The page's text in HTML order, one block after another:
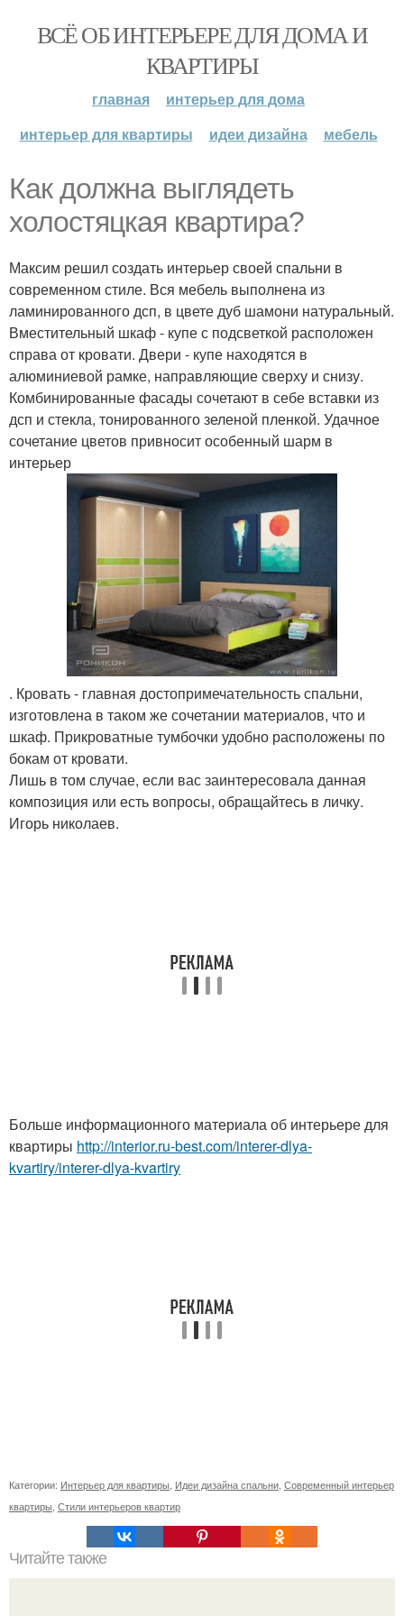
ВСЁ ОБ ИНТЕРЬЕРЕ ДЛЯ ДОМА И
КВАРТИРЫ
главная
интерьер для дома
интерьер для квартиры
идеи дизайна мебель
Как должна выглядеть
холостяцкая квартира?
Максим решил создать интерьер своей спальни в
современном стиле. Вся мебель выполнена из
ламинированного дсп, в цвете дуб шамони натуральный.
Вместительный шкаф - купе с подсветкой расположен
справа от кровати. Двери - купе находятся в
алюминиевой рамке, направляющие сверху и снизу.
Комбинированные фасады сочетают в себе вставки из
дсп и стекла, тонированного зеленой пленкой. Удачное
сочетание цветов привносит особенный шарм в
интерьер
. Кровать - главная достопримечательность спальни,
изготовлена в таком же сочетании материалов, что и
шкаф. Прикроватные тумбочки удобно расположены по
бокам от кровати.
Лишь в том случае, если вас заинтересовала данная
композиция или есть вопросы, обращайтесь в личку.
Игорь николаев.
Больше информационного материала об интерьере для
квартиры http://interior.ru-best.com/interer-dlya-
kvartiry/interer-dlya-kvartiry
Категории: Интерьер для квартиры Идеи дизайна спальни Современный интерьер
квартиры Стили интерьеров квартир
Читайте также